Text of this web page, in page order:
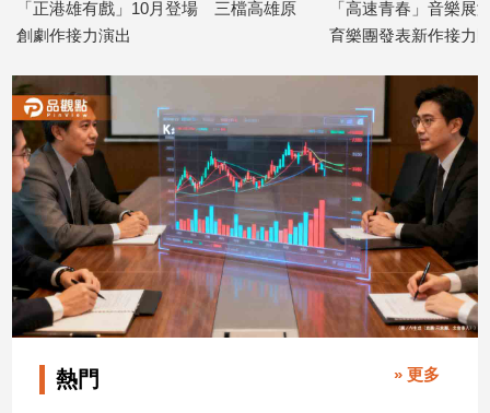
「正港雄有戲」10月登場 三檔高雄原
創劇作接力演出
「高速青春」音樂展
育樂團發表新作接力
熱門 » 更多